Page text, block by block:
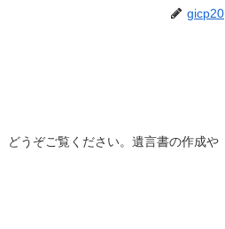
gicp20
どうぞご覧ください。遺言書の作成や